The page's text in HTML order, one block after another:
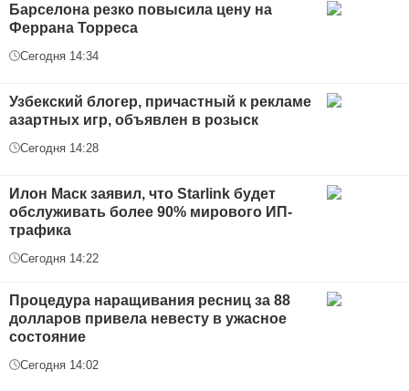
Барселона резко повысила цену на
Феррана Торреса
Сегодня 14:34
Узбекский блогер, причастный к рекламе
азартных игр, объявлен в розыск
Сегодня 14:28
Илон Маск заявил, что Starlink будет
обслуживать более 90% мирового ИП-
трафика
Сегодня 14:22
Процедура наращивания ресниц за 88
долларов привела невесту в ужасное
состояние
Сегодня 14:02